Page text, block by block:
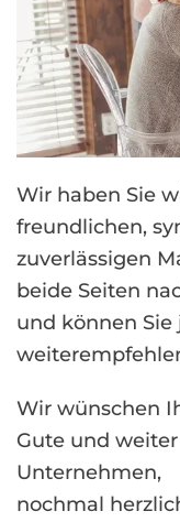
Wir haben Sie
freundlichen,
zuverlässigen
beide Seiten
und können
Wir wünschen
Gute und
Unternehmen,
nochmal